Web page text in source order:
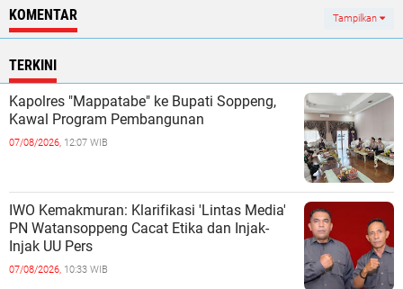
KOMENTAR Tampilkan
TERKINI
Kapolres "Mappatabe" ke Bupati Soppeng,
Kawal Program Pembangunan ‎ ‎
07/08/2026, 12:07 WIB
IWO Kemakmuran: Klarifikasi 'Lintas Media'
PN Watansoppeng Cacat Etika dan Injak-
Injak UU Pers
07/08/2026, 10:33 WIB